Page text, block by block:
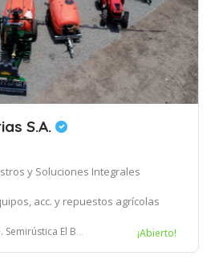
S.A.
y Soluciones Integrales
acc. y repuestos agrícolas
El Bosque, Trujillo ¡Abierto!